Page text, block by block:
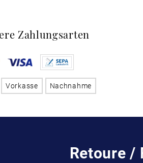
Retoure /
Zahlungsarten
Vorkasse Nachnahme